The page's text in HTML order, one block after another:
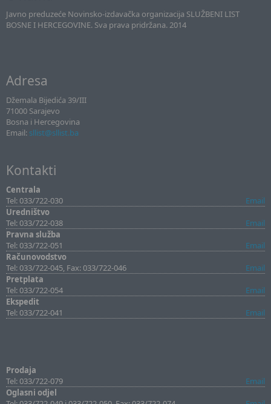
Javno preduzeće Novinsko-izdavačka organizacija SLUŽBENI LIST
BOSNE I HERCEGOVINE. Sva prava pridržana. 2014
Adresa
Džemala Bijedića 39/III
71000 Sarajevo
Bosna i Hercegovina
Email: sllist@sllist.ba
Kontakti
Centrala
Tel: 033/722-030
Email
Uredništvo
Tel: 033/722-038
Email
Pravna služba
Tel: 033/722-051
Email
Računovodstvo
Tel: 033/722-045, Fax: 033/722-046
Email
Pretplata
Tel: 033/722-054
Email
Ekspedit
Tel: 033/722-041
Email
Prodaja
Tel: 033/722-079
Email
Oglasni odjel